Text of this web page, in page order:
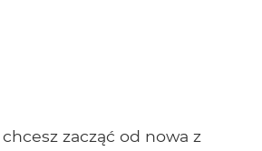
zacząć od nowa z